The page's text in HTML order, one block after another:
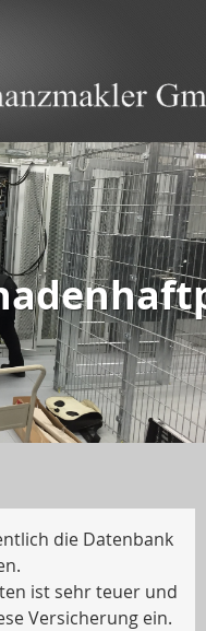
die Datenbank
ist sehr teuer und
Versicherung ein.